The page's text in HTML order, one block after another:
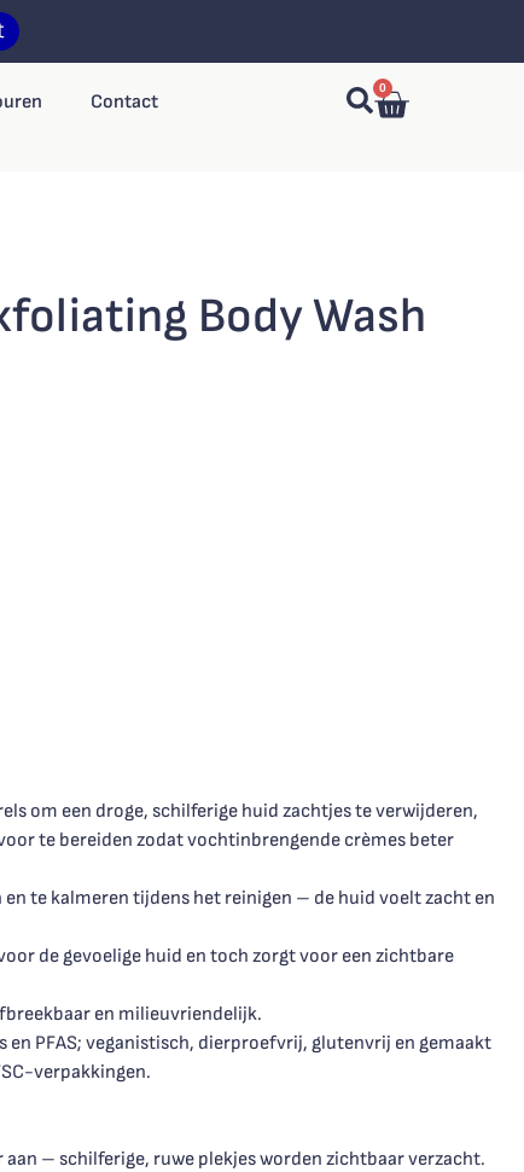
Contact
0
Body Wash
om een droge, schilferige huid zachtjes te verwijderen,
te bereiden zodat vochtinbrengende crèmes beter
te kalmeren tijdens het reinigen – de huid voelt zacht en
de gevoelige huid en toch zorgt voor een zichtbare
en milieuvriendelijk.
en PFAS; veganistisch, dierproefvrij, glutenvrij en gemaakt
verpakkingen.
– schilferige, ruwe plekjes worden zichtbaar verzacht.